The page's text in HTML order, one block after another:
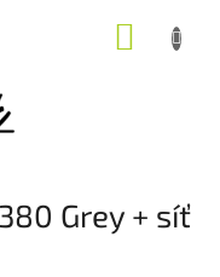
Grey + síť